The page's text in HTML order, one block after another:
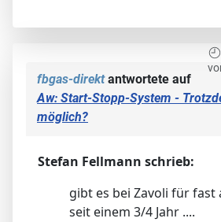
fbgas-direktantwortete auf
Aw: Start-Stopp-System -
möglich?
Stefan Fellmann schrieb:
gibt es bei Zavoli für fast
seit einem 3/4 Jahr ....